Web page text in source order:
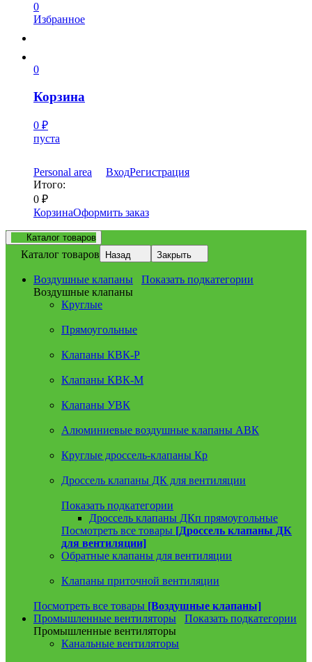
0
Избранное
0
Корзина
0 ₽
пуста
Personal area ВходРегистрация
Итого:
0 ₽
КорзинаОформить заказ
Каталог товаров
Каталог товаров Назад Закрыть
Воздушные клапаны
Показать подкатегории
Воздушные клапаны
Круглые
Прямоугольные
Клапаны КВК-Р
Клапаны КВК-М
Клапаны УВК
Алюминиевые воздушные клапаны АВК
Круглые дроссель-клапаны Кр
Дроссель клапаны ДК для вентиляции
Показать подкатегории
Дроссель клапаны ДКп прямоугольные
Посмотреть все товары [Дроссель клапаны ДК
для вентиляции]
Обратные клапаны для вентиляции
Клапаны приточной вентиляции
Посмотреть все товары [Воздушные клапаны]
Промышленные вентиляторы
Показать подкатегории
Промышленные вентиляторы
Канальные вентиляторы